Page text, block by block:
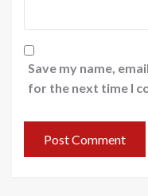
Save my name,
for the next time I